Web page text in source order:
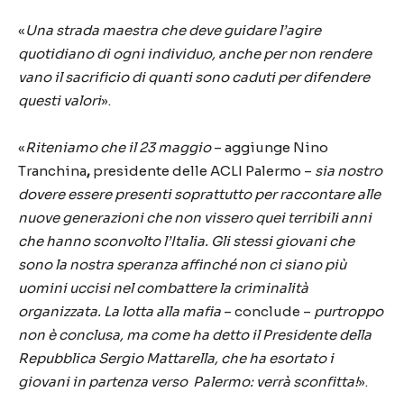
«Una strada maestra che deve guidare l’agire
quotidiano di ogni individuo, anche per non rendere
vano il sacrificio di quanti sono caduti per difendere
questi valori».
«Riteniamo che il 23 maggio– aggiunge Nino
Tranchina, presidente delle ACLI Palermo – sia nostro
dovere essere presenti soprattutto per raccontare alle
nuove generazioni che non vissero quei terribili anni
che hanno sconvolto l’Italia. Gli stessi giovani che
sono la nostra speranza affinché non ci siano più
uomini uccisi nel combattere la criminalità
organizzata. La lotta alla mafia – conclude – purtroppo
non è conclusa, ma come ha detto il Presidente della
Repubblica Sergio Mattarella, che ha esortato i
giovani in partenza verso Palermo: verrà sconfitta!».